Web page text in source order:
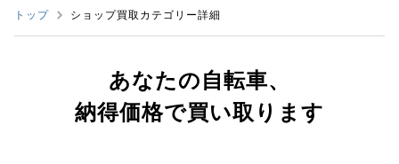
トップ ショップ買取カテゴリー詳細
あなたの自転車、
納得価格で買い取ります